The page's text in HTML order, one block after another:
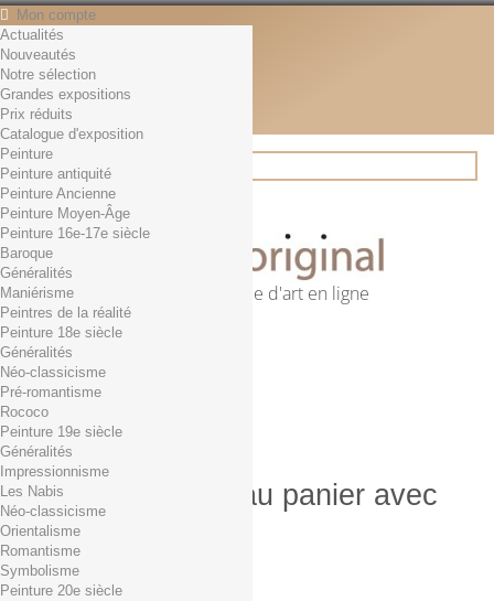
Mon compte
Contact
Français
English
Français
Actualités
Rechercher
Première librairie d'art en ligne
Panier (vide)
Aucun produit
0,01€ dès 29€ d'achat
0,00 € Total
Commander
Produit ajouté au panier avec
succès
Quantité
Total
Actualités
Nouveautés
Notre sélection
Grandes expositions
Prix réduits
Catalogue d'exposition
Peinture
Peinture antiquité
Peinture Ancienne
Peinture Moyen-Âge
Peinture 16e-17e siècle
Baroque
Généralités
Maniérisme
Peintres de la réalité
Peinture 18e siècle
Généralités
Néo-classicisme
Pré-romantisme
Rococo
Peinture 19e siècle
Généralités
Impressionnisme
Les Nabis
Néo-classicisme
Orientalisme
Romantisme
Symbolisme
Peinture 20e siècle